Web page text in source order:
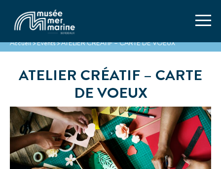
Accueil>Events>ATELIER CRÉATIF – CARTE DE VOEUX
ATELIER CRÉATIF – CARTE
DE VOEUX